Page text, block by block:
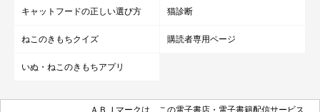
キャットフードの正しい選び方 猫診断
ねこのきもちクイズ 購読者専用ページ
いぬ・ねこのきもちアプリ
ＡＢＪマークは、この電子書店・電子書籍配信サービス